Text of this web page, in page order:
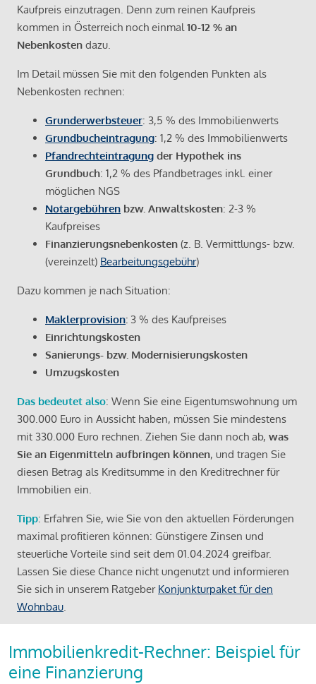
Kaufpreis einzutragen. Denn zum reinen Kaufpreis
kommen in Österreich noch einmal10-12 % an
Nebenkosten dazu.
Im Detail müssen Sie mit den folgenden Punkten als
Nebenkosten rechnen:
Grunderwerbsteuer: 3,5 % des Immobilienwerts
Grundbucheintragung: 1,2 % des Immobilienwerts
Pfandrechteintragung der Hypothek ins
Grundbuch: 1,2 % des Pfandbetrages inkl. einer
möglichen NGS
Notargebühren bzw. Anwaltskosten: 2-3 %
Kaufpreises
Finanzierungsnebenkosten (z. B. Vermittlungs- bzw.
(vereinzelt) Bearbeitungsgebühr)
Dazu kommen je nach Situation:
Maklerprovision: 3 % des Kaufpreises
Einrichtungskosten
Sanierungs- bzw. Modernisierungskosten
Umzugskosten
Das bedeutet also: Wenn Sie eine Eigentumswohnung um
300.000 Euro in Aussicht haben, müssen Sie mindestens
mit 330.000 Euro rechnen. Ziehen Sie dann noch ab, was
Sie an Eigenmitteln aufbringen können, und tragen Sie
diesen Betrag als Kreditsumme in den Kreditrechner für
Immobilien ein.
Tipp: Erfahren Sie, wie Sie von den aktuellen Förderungen
maximal profitieren können: Günstigere Zinsen und
steuerliche Vorteile sind seit dem 01.04.2024 greifbar.
Lassen Sie diese Chance nicht ungenutzt und informieren
Sie sich in unserem Ratgeber Konjunkturpaket für den
Wohnbau.
Immobilienkredit-Rechner: Beispiel für
eine Finanzierung